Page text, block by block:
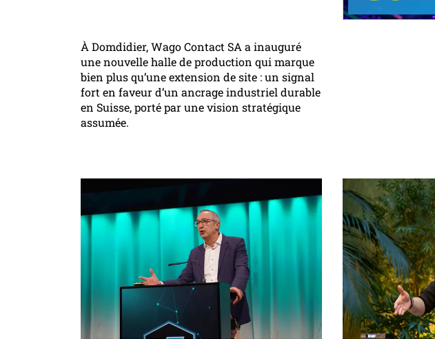
À Domdidier, Wago Contact SA a inauguré
une nouvelle halle de production qui marque
bien plus qu’une extension de site : un signal
fort en faveur d’un ancrage industriel durable
en Suisse, porté par une vision stratégique
assumée.